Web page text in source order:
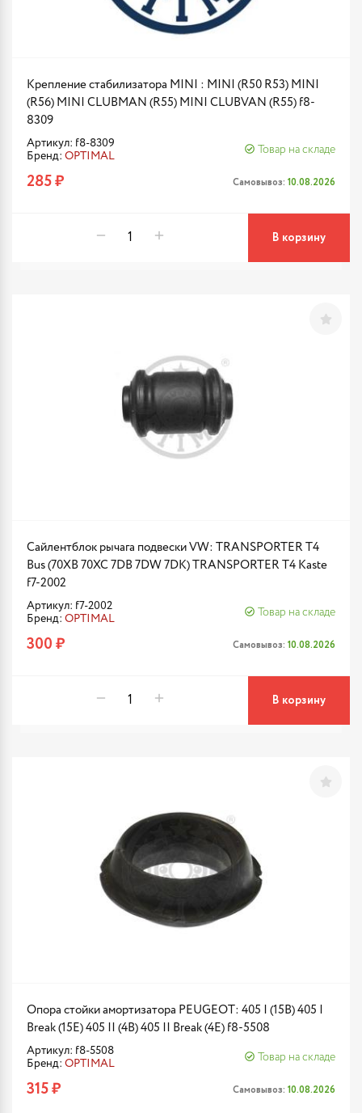
Крепление стабилизатора MINI : MINI (R50 R53) MINI
(R56) MINI CLUBMAN (R55) MINI CLUBVAN (R55) f8-
8309
Артикул: f8-8309
Бренд: OPTIMAL
Товар на складе
285 ₽ Самовывоз: 10.08.2026
В корзину
Сайлентблок рычага подвески VW: TRANSPORTER T4
Bus (70XB 70XC 7DB 7DW 7DK) TRANSPORTER T4 Kaste
f7-2002
Артикул: f7-2002
Бренд: OPTIMAL
Товар на складе
300 ₽ Самовывоз: 10.08.2026
В корзину
Опора стойки амортизатора PEUGEOT: 405 I (15B) 405 I
Break (15E) 405 II (4B) 405 II Break (4E) f8-5508
Артикул: f8-5508
Бренд: OPTIMAL
Товар на складе
315 ₽ Самовывоз: 10.08.2026